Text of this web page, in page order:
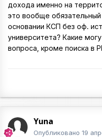
дохода именно на
это вообще
основании КСП без оф.
университета? Какие
вопроса, кроме поиска в
Yuna
Опубликовано 19